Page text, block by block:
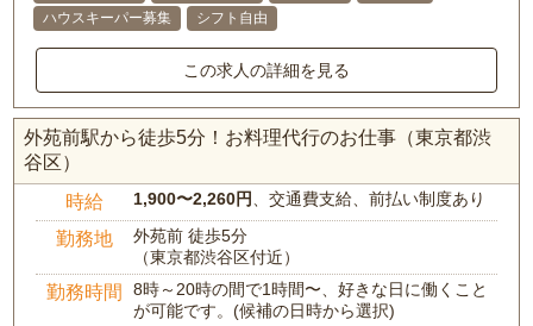
ハウスキーパー募集
シフト自由
この求人の詳細を見る
外苑前駅から徒歩5分！お料理代行のお仕事（東京都渋
谷区）
時給 1,900〜2,260円 、交通費支給、前払い制度あり
勤務地
外苑前 徒歩5分
（東京都渋谷区付近）
勤務時間
8時～20時の間で1時間〜、好きな日に働くこと
が可能です。(候補の日時から選択)